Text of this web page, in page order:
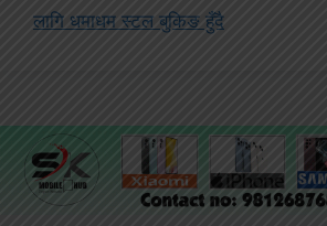
लागि धमाधम स्टल बुकिङ हुँदै